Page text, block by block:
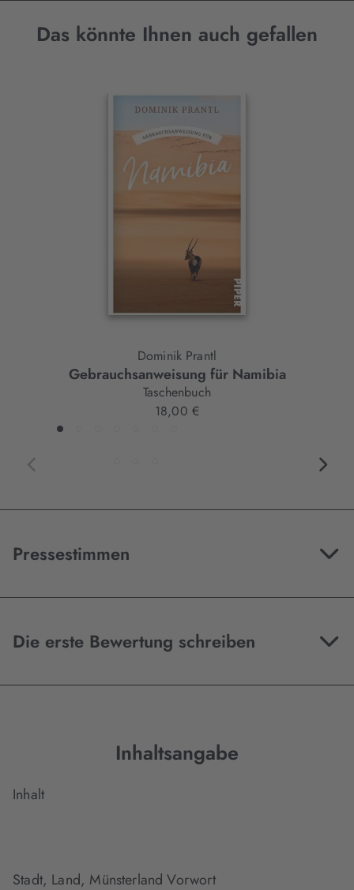
Das könnte Ihnen auch gefallen
Interaktives
Dominik Prantl
Gebrauchsanweisung für Namibia
Taschenbuch
18,00 €
Pressestimmen
Die erste Bewertung schreiben
Inhaltsangabe
Inhalt
Stadt, Land, Münsterland Vorwort